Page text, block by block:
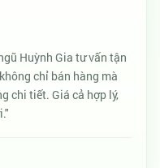
Huỳnh Gia tư vấn tận
chỉ bán hàng mà
chi tiết. Giá cả hợp lý,